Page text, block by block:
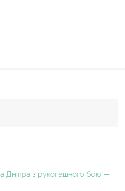
Дніпра з рукопашного бою —